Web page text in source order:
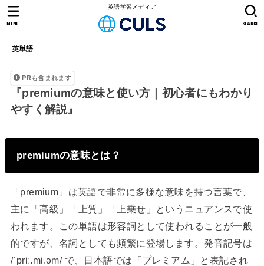
英語学習メディア
英単語
SEARCH
MENU
PRも含まれます
『premiumの意味と使い方｜初心者にもわかり
やすく解説』
premiumの意味とは？
「premium」は英語で非常に多様な意味を持つ言葉で、
主に「高級」「上質」「上乗せ」というニュアンスで使
われます。この単語は形容詞として使われることが一般
的ですが、名詞としても頻繁に登場します。発音記号は
/ˈpriː.mi.əm/ で、日本語では「プレミアム」と表記され